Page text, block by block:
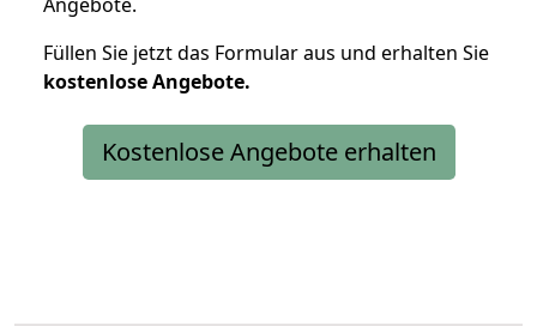
Füllen Sie jetzt das Formular aus und erhalten Sie
kostenloseAngebote.
Kostenlose Angebote erhalten